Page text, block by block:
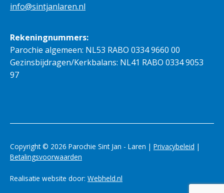
info@sintjanlaren.nl
Rekeningnummers:
Parochie algemeen: NL53 RABO 0334 9660 00
Gezinsbijdragen/Kerkbalans: NL41 RABO 0334 9053
97
Copyright © 2026 Parochie Sint Jan - Laren | Privacybeleid |
Betalingsvoorwaarden
Realisatie website door: Webheld.nl